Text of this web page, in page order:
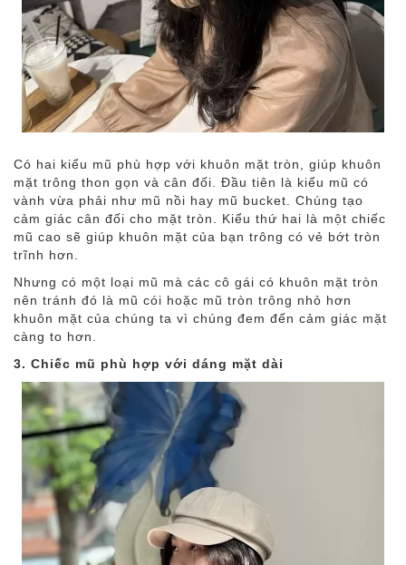
Có hai kiểu mũ phù hợp với khuôn mặt tròn, giúp khuôn
mặt trông thon gọn và cân đối. Đầu tiên là kiểu mũ có
vành vừa phải như mũ nồi hay mũ bucket. Chúng tạo
cảm giác cân đối cho mặt tròn. Kiểu thứ hai là một chiếc
mũ cao sẽ giúp khuôn mặt của bạn trông có vẻ bớt tròn
trĩnh hơn.
Nhưng có một loại mũ mà các cô gái có khuôn mặt tròn
nên tránh đó là mũ cói hoặc mũ tròn trông nhỏ hơn
khuôn mặt của chúng ta vì chúng đem đến cảm giác mặt
càng to hơn.
3. Chiếc mũ phù hợp với dáng mặt dài